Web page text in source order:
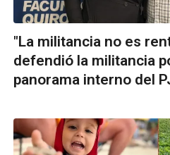
"La militancia no es
defendió la militancia
panorama interno del